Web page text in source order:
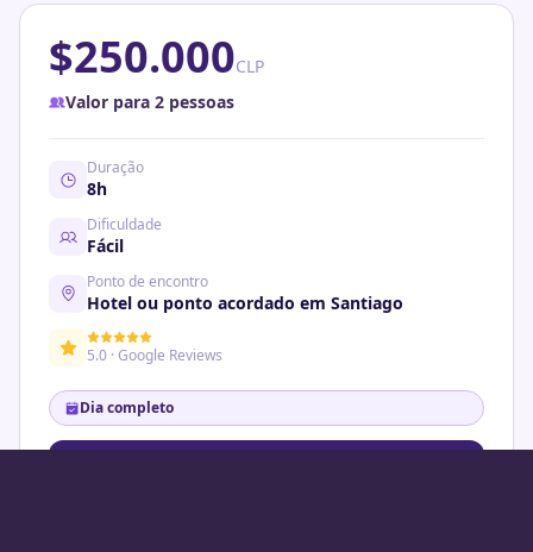
$250.000CLP
Valor para 2 pessoas
Duração
8h
Dificuldade
Fácil
Ponto de encontro
Hotel ou ponto acordado em Santiago
5.0 · Google Reviews
Dia completo